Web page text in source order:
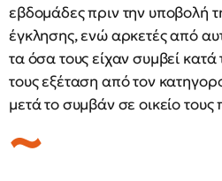
εβδομάδες πριν την υποβολή
έγκλησης, ενώ αρκετές από
τα όσα τους είχαν συμβεί κατά
τους εξέταση από τον
μετά το συμβάν σε οικείο